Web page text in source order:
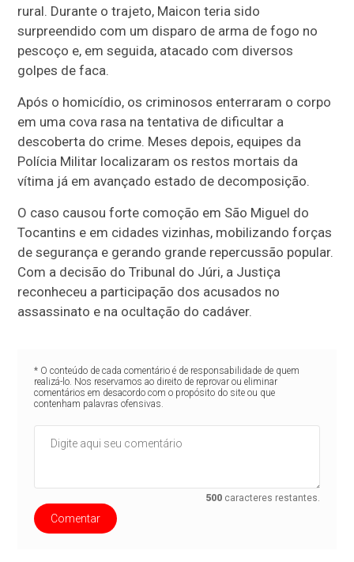
rural. Durante o trajeto, Maicon teria sido
surpreendido com um disparo de arma de fogo no
pescoço e, em seguida, atacado com diversos
golpes de faca.
Após o homicídio, os criminosos enterraram o corpo
em uma cova rasa na tentativa de dificultar a
descoberta do crime. Meses depois, equipes da
Polícia Militar localizaram os restos mortais da
vítima já em avançado estado de decomposição.
O caso causou forte comoção em São Miguel do
Tocantins e em cidades vizinhas, mobilizando forças
de segurança e gerando grande repercussão popular.
Com a decisão do Tribunal do Júri, a Justiça
reconheceu a participação dos acusados no
assassinato e na ocultação do cadáver.
* O conteúdo de cada comentário é de responsabilidade de quem
realizá-lo. Nos reservamos ao direito de reprovar ou eliminar
comentários em desacordo com o propósito do site ou que
contenham palavras ofensivas.
500 caracteres restantes.
Comentar